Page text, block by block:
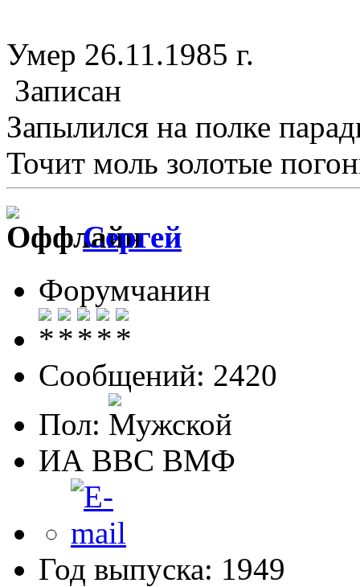
Умер 26.11.1985 г.
Записан
Запылился на полке
Точит моль золотые
Сергей
Форумчанин
Сообщений: 2420
Пол:
ИА ВВС ВМФ
Год выпуска: 1949